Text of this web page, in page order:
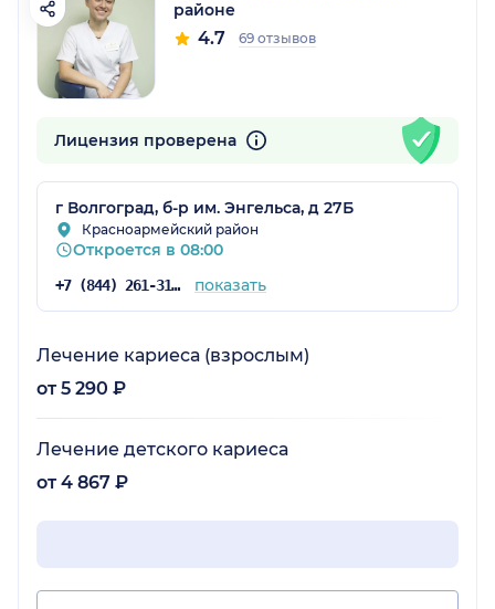
районе
4.7 69 отзывов
Лицензия проверена
г Волгоград, б-р им. Энгельса, д 27Б
Красноармейский район
Откроется в 08:00
+7 (844) 261-31-28 показать
Лечение кариеса (взрослым)
от 5 290 ₽
Лечение детского кариеса
от 4 867 ₽